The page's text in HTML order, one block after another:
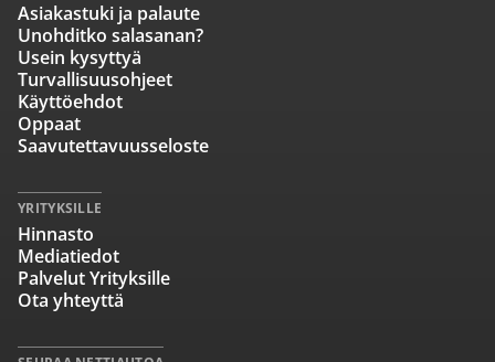
Asiakastuki ja palaute
Unohditko salasanan?
Usein kysyttyä
Turvallisuusohjeet
Käyttöehdot
Oppaat
Saavutettavuusseloste
YRITYKSILLE
Hinnasto
Mediatiedot
Palvelut Yrityksille
Ota yhteyttä